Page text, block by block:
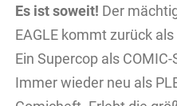
Es ist soweit! Der
EAGLE kommt zurück als
Ein Supercop als
Immer wieder neu als